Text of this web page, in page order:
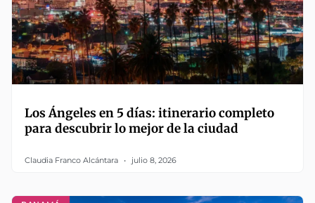
Los Ángeles en 5 días: itinerario completo
para descubrir lo mejor de la ciudad
Claudia Franco Alcántara julio 8, 2026